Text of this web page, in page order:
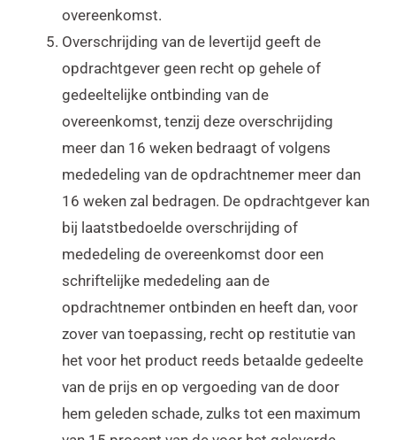
overeenkomst.
Overschrijding van de levertijd geeft de
opdrachtgever geen recht op gehele of
gedeeltelijke ontbinding van de
overeenkomst, tenzij deze overschrijding
meer dan 16 weken bedraagt of volgens
mededeling van de opdrachtnemer meer dan
16 weken zal bedragen. De opdrachtgever kan
bij laatstbedoelde overschrijding of
mededeling de overeenkomst door een
schriftelijke mededeling aan de
opdrachtnemer ontbinden en heeft dan, voor
zover van toepassing, recht op restitutie van
het voor het product reeds betaalde gedeelte
van de prijs en op vergoeding van de door
hem geleden schade, zulks tot een maximum